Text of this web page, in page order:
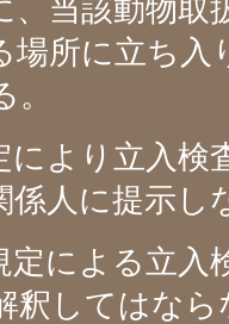
、当該動物取
場所に立ち
より立入検
係人に提示し
による立入
釈してはなら